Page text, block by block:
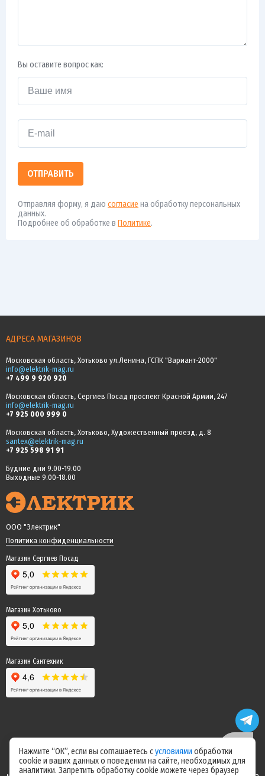
Вы оставите вопрос как:
ОТПРАВИТЬ
Отправляя форму, я даю согласие на обработку персональных
данных.
Подробнее об обработке в Политике.
АДРЕСА МАГАЗИНОВ
Московская область, Хотьково ул.Ленина, ГСПК "Вариант-2000"
info@elektrik-mag.ru
+7 499 9 920 920
Московская область, Сергиев Посад проспект Красной Армии, 247
info@elektrik-mag.ru
+7 925 000 999 0
Московская область, Хотьково, Художественный проезд, д. 8
santex@elektrik-mag.ru
+7 925 598 91 91
Будние дни 9.00-19.00
Выходные 9.00-18.00
ООО "Электрик"
Политика конфиденциальности
Магазин Сергиев Посад
Магазин Хотьково
Магазин Сантехник
Цены на сайте не являются офертой! Актуальные цены уточняйте у
Нажмите “ОК”, если вы соглашаетесь сусловиями обработки
cookie и ваших данных о поведении на сайте, необходимых для
аналитики. Запретить обработку cookie можете через браузер